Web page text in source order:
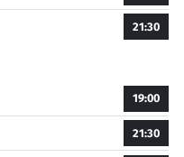
21:30
19:00
21:30